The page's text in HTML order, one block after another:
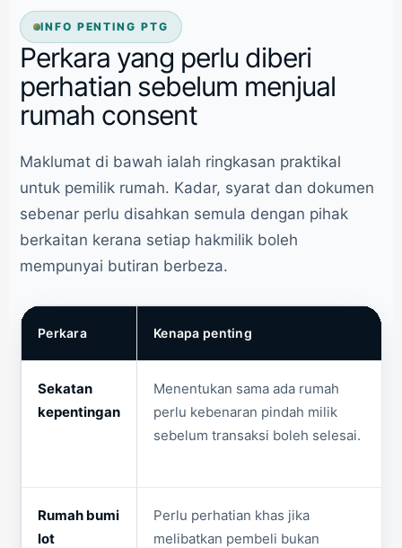
INFO PENTING PTG
Perkara yang perlu diberi
perhatian sebelum menjual
rumah consent
Maklumat di bawah ialah ringkasan praktikal
untuk pemilik rumah. Kadar, syarat dan dokumen
sebenar perlu disahkan semula dengan pihak
berkaitan kerana setiap hakmilik boleh
mempunyai butiran berbeza.
Perkara Kenapa penting
Sekatan
kepentingan
Menentukan sama ada rumah
perlu kebenaran pindah milik
sebelum transaksi boleh selesai.
Rumah bumi
lot
Perlu perhatian khas jika
melibatkan pembeli bukan